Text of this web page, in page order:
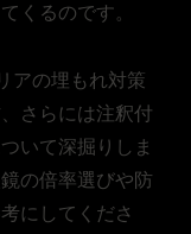
くるのです。
アの埋もれ対策
さらには注釈付
いて深掘りしま
の倍率選びや防
にしてくださ